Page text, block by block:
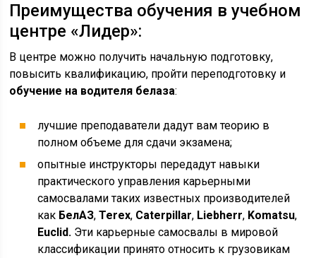
Преимущества обучения в учебном
центре «Лидер»:
В центре можно получить начальную подготовку,
повысить квалификацию, пройти переподготовку и
обучение на водителя белаза:
лучшие преподаватели дадут вам теорию в
полном объеме для сдачи экзамена;
опытные инструкторы передадут навыки
практического управления карьерными
самосвалами таких известных производителей
как БелАЗ,Terex, Caterpillar, Liebherr, Komatsu,
Euclid. Эти карьерные самосвалы в мировой
классификации принято относить к грузовикам